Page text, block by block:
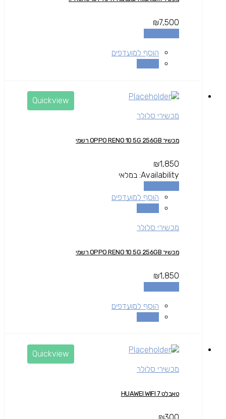
₪7,500
הוסף למועדפים
Quickview
מכשירי סלולר
מכשיר OPPO RENO 10 5G 256GB רשמי
₪1,850
Availability: במלאי
הוסף למועדפים
מכשירי סלולר
מכשיר OPPO RENO 10 5G 256GB רשמי
₪1,850
הוסף למועדפים
Quickview
מכשירי סלולר
טאבלט HUAWEI WIFI 7
₪300